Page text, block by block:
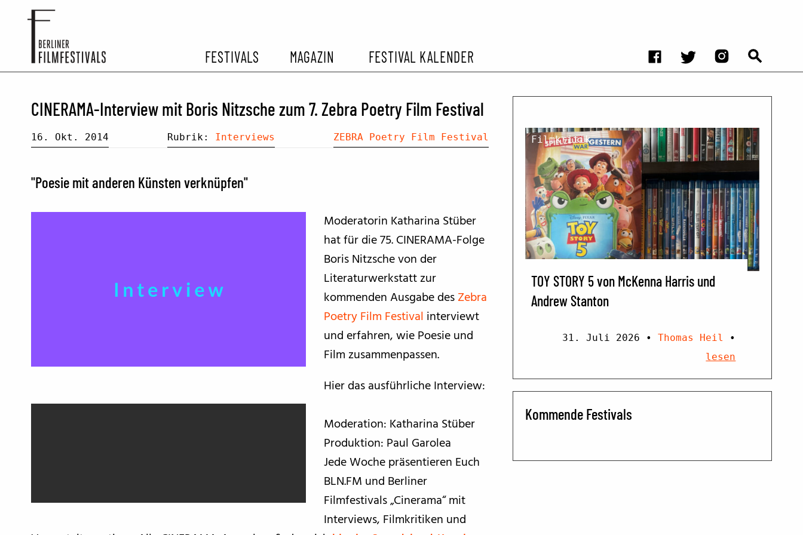
FESTIVALS
ARCHIV EHEMALIGER FILMFESTIVALS
MAGAZIN
FESTIVALBERICHTE
FILMKRITIKEN
FILM- UND SERIEN-TIPPS
BFF ON THE ROAD
FESTIVAL KALENDER
CINERAMA-Interview mit Boris Nitzsche zum 7. Zebra Poetry Film Festival
16. Okt. 2014 Rubrik: Interviews ZEBRA Poetry Film Festival
"Poesie mit anderen Künsten verknüpfen"
Moderatorin Katharina Stüber
hat für die 75. CINERAMA-Folge
Boris Nitzsche von der
Literaturwerkstatt zur
kommenden Ausgabe desZebra
Poetry Film Festival interviewt
und erfahren, wie Poesie und
Film zusammenpassen.
Hier das ausführliche Interview:
Moderation: Katharina Stüber
Produktion: Paul Garolea
Jede Woche präsentieren Euch
BLN.FM und Berliner
Filmfestivals „Cinerama“ mit
Interviews, Filmkritiken und
Filmkritik
TOY STORY 5 von McKenna Harris und
Andrew Stanton
31. Juli 2026 • Thomas Heil
•
lesen
Kommende Festivals